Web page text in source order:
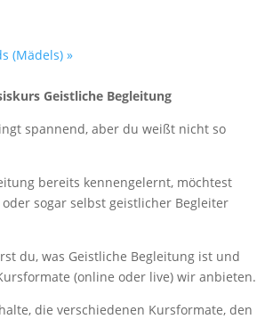
(Mädels) »
Geistliche Begleitung
spannend, aber du weißt nicht so
bereits kennengelernt, möchtest
sogar selbst geistlicher Begleiter
du, was Geistliche Begleitung ist und
(online oder live) wir anbieten.
die verschiedenen Kursformate, den